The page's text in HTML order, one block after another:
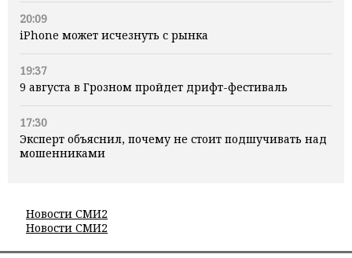
20:09
iPhone может исчезнуть с рынка
19:37
9 августа в Грозном пройдет дрифт-фестиваль
17:30
Эксперт объяснил, почему не стоит подшучивать над
мошенниками
Новости СМИ2
Новости СМИ2